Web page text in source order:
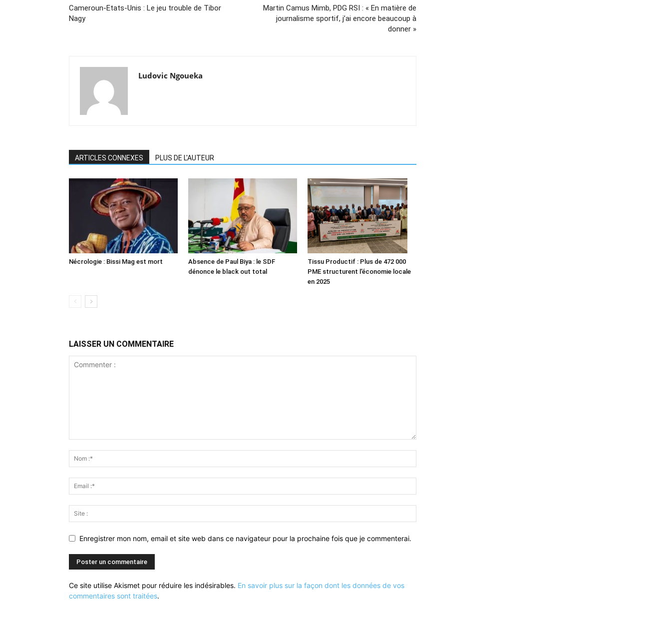
Cameroun-Etats-Unis : Le jeu trouble de Tibor
Nagy
Martin Camus Mimb, PDG RSI : « En matière de
journalisme sportif, j’ai encore beaucoup à
donner »
Ludovic Ngoueka
ARTICLES CONNEXES PLUS DE L'AUTEUR
Nécrologie : Bissi Mag est mort
Absence de Paul Biya : le SDF
dénonce le black out total
Tissu Productif : Plus de 472 000
PME structurent l’économie locale
en 2025
LAISSER UN COMMENTAIRE
Enregistrer mon nom, email et site web dans ce navigateur pour la prochaine fois que je commenterai.
Ce site utilise Akismet pour réduire les indésirables. En savoir plus sur la façon dont les données de vos
commentaires sont traitées.